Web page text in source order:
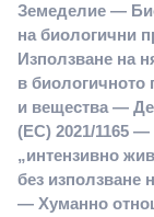
Земеделие —
на биологични
Използване на
в биологичното
и вещества —
(ЕС) 2021/1165
„интензивно
без използване
— Хуманно